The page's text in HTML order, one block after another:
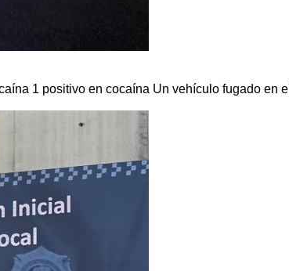
1 positivo en cocaína Un vehículo fugado en el